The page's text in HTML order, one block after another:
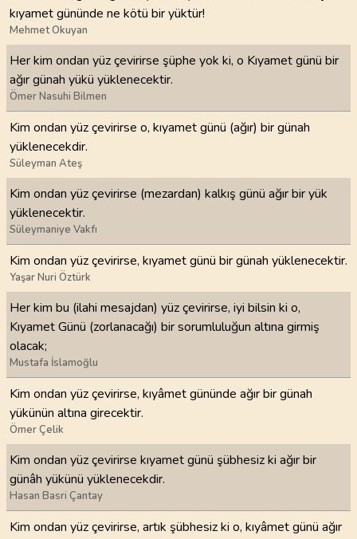
kıyamet gününde ne kötü bir yüktür!
Mehmet Okuyan
Her kim ondan yüz çevirirse şüphe yok ki, o Kıyamet günü bir
ağır günah yükü yüklenecektir.
Ömer Nasuhi Bilmen
Kim ondan yüz çevirirse o, kıyamet günü (ağır) bir günah
yüklenecekdir.
Süleyman Ateş
Kim ondan yüz çevirirse (mezardan) kalkış günü ağır bir yük
yüklenecektir.
Süleymaniye Vakfı
Kim ondan yüz çevirirse, kıyamet günü bir günah yüklenecektir.
Yaşar Nuri Öztürk
Her kim bu (ilahi mesajdan) yüz çevirirse, iyi bilsin ki o,
Kıyamet Günü (zorlanacağı) bir sorumluluğun altına girmiş
olacak;
Mustafa İslamoğlu
Kim ondan yüz çevirirse, kıyâmet gününde ağır bir günah
yükünün altına girecektir.
Ömer Çelik
Kim ondan yüz çevirirse kıyamet günü şübhesiz ki ağır bir
günâh yükünü yüklenecekdir.
Hasan Basri Çantay
Kim ondan yüz çevirirse, artık şübhesiz ki o, kıyâmet günü ağır